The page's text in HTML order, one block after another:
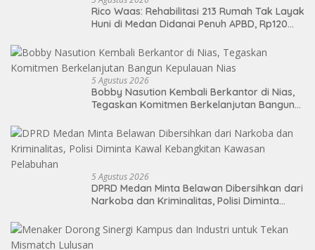
Rico Waas: Rehabilitasi 213 Rumah Tak Layak
Huni di Medan Didanai Penuh APBD, Rp120
5 Agustus 2026
Bobby Nasution Kembali Berkantor di Nias,
Tegaskan Komitmen Berkelanjutan Bangun
5 Agustus 2026
DPRD Medan Minta Belawan Dibersihkan dari
Narkoba dan Kriminalitas, Polisi Diminta